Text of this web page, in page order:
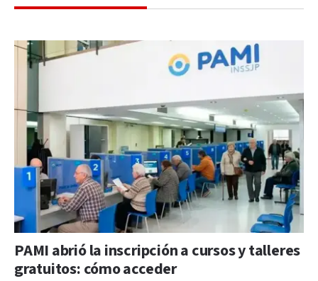
PAMI abrió la inscripción a cursos y talleres
gratuitos: cómo acceder